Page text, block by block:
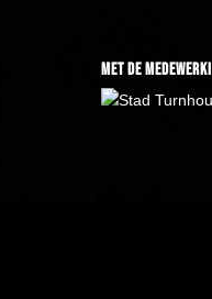
met de